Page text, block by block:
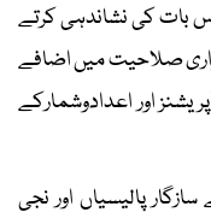
بات کی نشاندہی کرتے
صلاحیت میں اضافے
اور اعدادوشمارکے
پالیسیاں اور نجی